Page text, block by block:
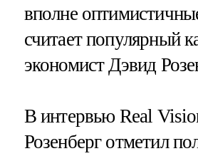
вполне
считает популярный
экономист Дэвид
В интервью Real
Розенберг отметил